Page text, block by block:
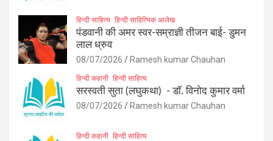
हिन्दी साहित्य हिन्दी साहित्यिक आलेख
पंडवानी की अमर स्वर-सम्राज्ञी तीजन बाई- डुमन
लाल ध्रुव
08/07/2026 Ramesh kumar Chauhan
हिन्दी कहानी हिन्दी साहित्य
सरस्वती सुता (लघुकथा) ​- डॉ. विनोद कुमार वर्मा
08/07/2026 Ramesh kumar Chauhan
हिन्दी कहानी हिन्दी साहित्य